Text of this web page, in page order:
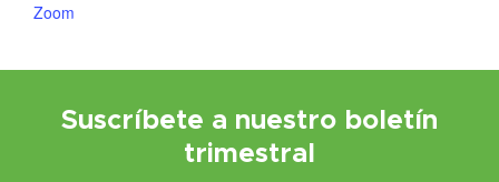
Zoom
Suscríbete a nuestro boletín
trimestral